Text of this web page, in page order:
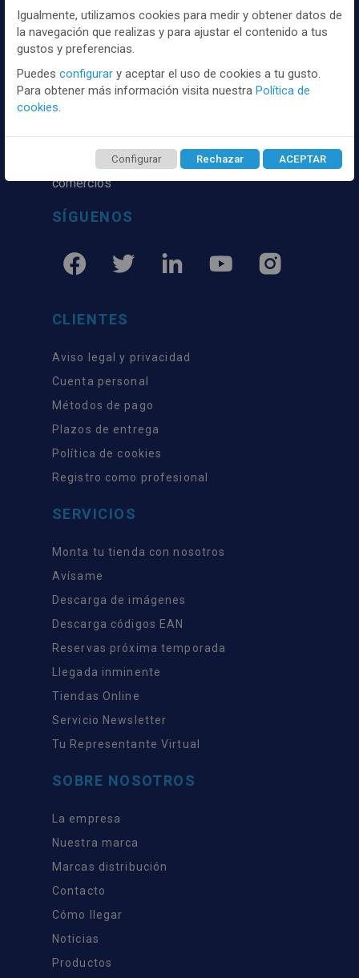
Distribuidor y mayorista textil de las mejores
marcaas de ropa y complementos del
internacionales. Más de 25 años de
experiencia como proveedor de los mejores
comercios
SÍGUENOS
CLIENTES
Aviso legal y privacidad
Cuenta personal
Métodos de pago
Plazos de entrega
Política de cookies
Registro como profesional
SERVICIOS
Monta tu tienda con nosotros
Avísame
Descarga de imágenes
Descarga códigos EAN
Reservas próxima temporada
Llegada inminente
Tiendas Online
Servicio Newsletter
Tu Representante Virtual
SOBRE NOSOTROS
La empresa
Nuestra marca
Marcas distribución
Contacto
Cómo llegar
Noticias
Productos
Igualmente, utilizamos cookies para medir y obtener datos de
la navegación que realizas y para ajustar el contenido a tus
gustos y preferencias.
Puedes configurar y aceptar el uso de cookies a tu gusto.
Para obtener más información visita nuestra Política de
cookies.
Configurar Rechazar ACEPTAR